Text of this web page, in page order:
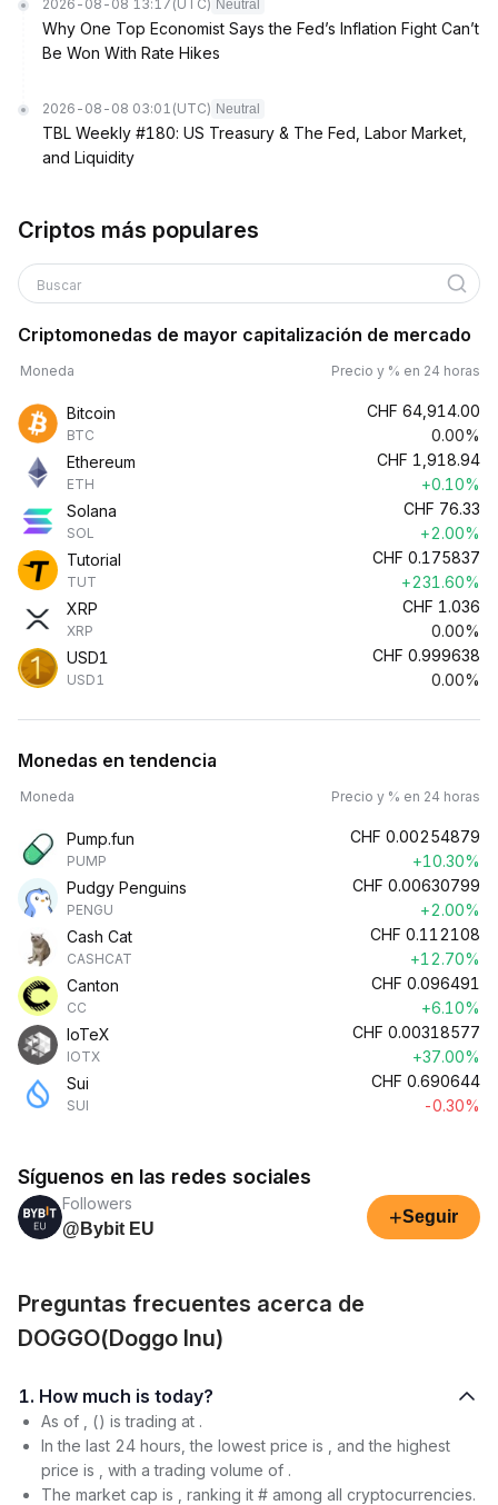
2026-08-08 13:17 (UTC) Neutral
Why One Top Economist Says the Fed’s Inflation Fight Can’t
Be Won With Rate Hikes
2026-08-08 03:01 (UTC) Neutral
TBL Weekly #180: US Treasury & The Fed, Labor Market,
and Liquidity
Criptos más populares
Buscar
Criptomonedas de mayor capitalización de mercado
Moneda Precio y % en 24 horas
Bitcoin
BTC
CHF 64,914.00
0.00%
Ethereum
ETH
CHF 1,918.94
+0.10%
Solana
SOL
CHF 76.33
+2.00%
Tutorial
TUT
CHF 0.175837
+231.60%
XRP
XRP
CHF 1.036
0.00%
USD1
USD1
CHF 0.999638
0.00%
Monedas en tendencia
Moneda Precio y % en 24 horas
Pump.fun
PUMP
CHF 0.00254879
+10.30%
Pudgy Penguins
PENGU
CHF 0.00630799
+2.00%
Cash Cat
CASHCAT
CHF 0.112108
+12.70%
Canton
CC
CHF 0.096491
+6.10%
IoTeX
IOTX
CHF 0.00318577
+37.00%
Sui
SUI
CHF 0.690644
-0.30%
Síguenos en las redes sociales
Followers
@Bybit EU
+Seguir
Preguntas frecuentes acerca de
DOGGO(Doggo Inu)
1. How much is today?
As of , () is trading at .
In the last 24 hours, the lowest price is , and the highest
price is , with a trading volume of .
The market cap is , ranking it # among all cryptocurrencies.